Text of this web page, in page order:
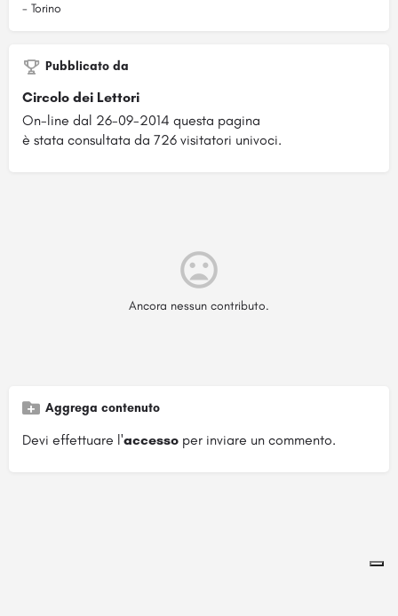
- Torino
Pubblicato da
Circolo dei Lettori
On-line dal 26-09-2014 questa pagina
è stata consultata da 726 visitatori univoci.
Ancora nessun contributo.
Aggrega contenuto
Devi effettuare l'accesso per inviare un commento.